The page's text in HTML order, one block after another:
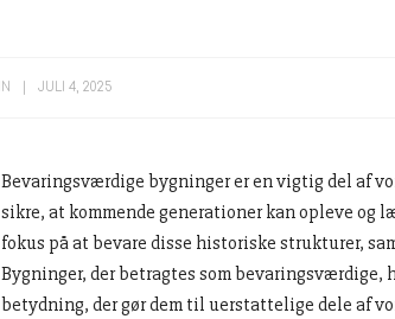
JULI 4, 2025
Bevaringsværdige bygninger er en vigtig del af
sikre, at kommende generationer kan opleve og
fokus på at bevare disse historiske strukturer,
Bygninger, der betragtes som
betydning, der gør dem til uerstattelige dele af